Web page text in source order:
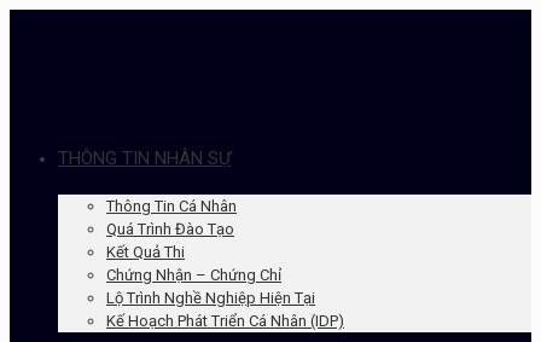
THÔNG TIN NHÂN SỰ
Thông Tin Cá Nhân
Quá Trình Đào Tạo
Kết Quả Thi
Chứng Nhận – Chứng Chỉ
Lộ Trình Nghề Nghiệp Hiện Tại
Kế Hoạch Phát Triển Cá Nhân (IDP)